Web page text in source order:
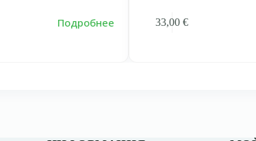
33,00